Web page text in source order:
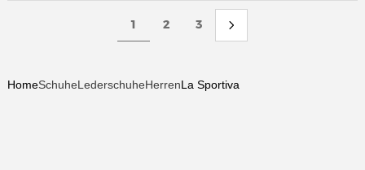
1 2 3
HomeSchuheLederschuheHerrenLa Sportiva